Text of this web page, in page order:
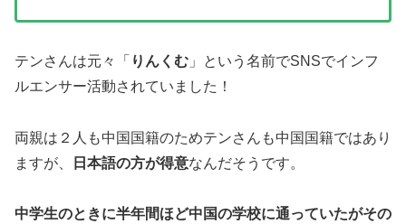
テンさんは元々「 りんくむ 」という名前でSNSでインフ
ルエンサー活動されていました！
両親は２人も中国国籍のためテンさんも中国国籍ではあり
ますが、
日本語の方が得意なんだそうです。
中学生のときに半年間ほど中国の学校に通っていたがその